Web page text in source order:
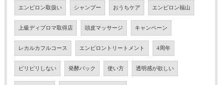
エンビロン取扱い シャンプー おうちケア エンビロン福山
上級ディプロマ取得店 頭皮マッサージ キャンペーン
レカルカフルコース エンビロントリートメント 4周年
ピリピリしない 発酵パック 使い方 透明感が欲しい